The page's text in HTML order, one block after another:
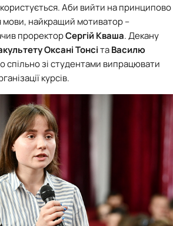
Аби вийти на принципово
мови, найкращий мотиватор –
проректорСергій Кваша. Декану
Оксані ТонсітаВасилю
спільно зі студентами випрацювати
курсів.